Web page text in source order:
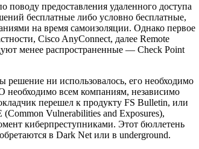
поводу предоставления удаленного доступа
бесплатные либо условно бесплатные,
на время самоизоляции. Однако первое
Cisco AnyConnect, далее Remote
менее распространенные — Check Point
решение ни использовалось, его необходимо
необходимо всем компаниям, независимо
перешел к продукту FS Bulletin, или
Vulnerabilities and Exposures),
киберпреступниками. Этот бюллетень
в Dark Net или в underground.